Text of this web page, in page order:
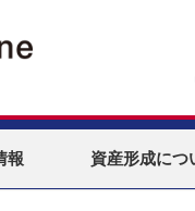
報 資産形成につ